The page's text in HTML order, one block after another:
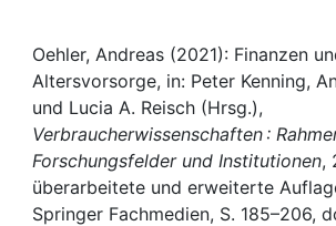
Institutions
Awards
My FIS
Oehler, Andreas (2021): Finanzen
Altersvorsorge, in: Peter Kenning,
und Lucia A. Reisch (Hrsg.),
Verbraucherwissenschaften :
Forschungsfelder und Institutionen,
überarbeitete und erweiterte
Springer Fachmedien, S. 185–206,